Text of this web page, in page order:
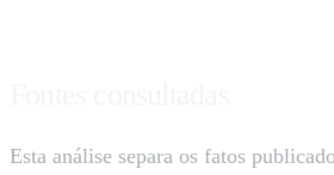
Esta análise separa os fatos